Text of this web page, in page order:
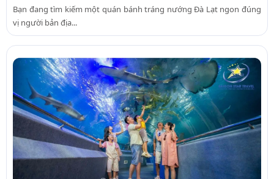
Bạn đang tìm kiếm một quán bánh tráng nướng Đà Lạt ngon đúng
vị người bản địa...